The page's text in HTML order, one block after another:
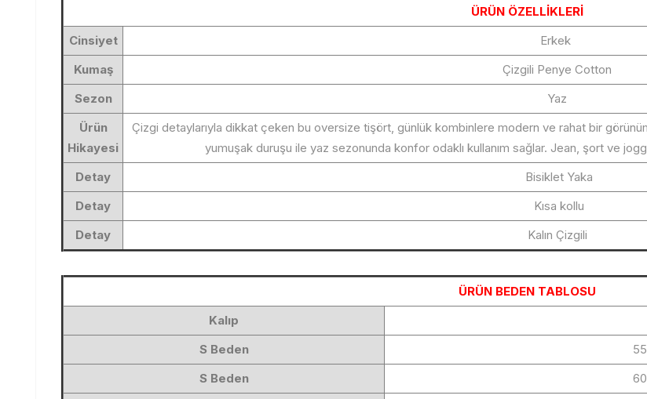
ÜRÜN ÖZELLİKLERİ
Cinsiyet
Erkek
Kumaş
Çizgili Penye Cotton
Sezon
Yaz
Ürün
Hikayesi
Çizgi detaylarıyla dikkat çeken bu oversize tişört, günlük kombinlere modern ve rahat bir
yumuşak duruşu ile yaz sezonunda konfor odaklı kullanım sağlar. Jean, şort ve
Detay
Bisiklet Yaka
Detay
Kısa kollu
Detay
Kalın Çizgili
ÜRÜN BEDEN TABLOSU
Kalıp
S Beden
S Beden